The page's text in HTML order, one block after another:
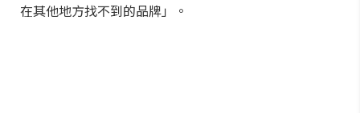
在其他地方找不到的品牌」。